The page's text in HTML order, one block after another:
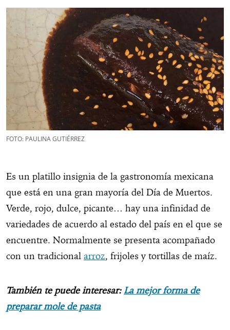
FOTO: PAULINA GUTIÉRREZ
Es un platillo insignia de la gastronomía mexicana
que está en una gran mayoría del Día de Muertos.
Verde, rojo, dulce, picante… hay una infinidad de
variedades de acuerdo al estado del país en el que se
encuentre. Normalmente se presenta acompañado
con un tradicional arroz, frijoles y tortillas de maíz.
También te puede interesar: La mejor forma de
preparar mole de pasta